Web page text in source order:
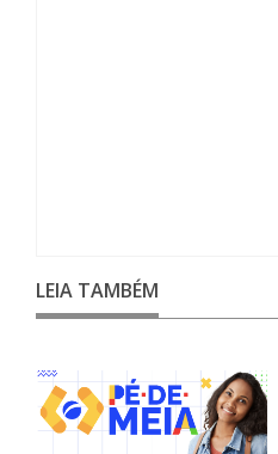
LEIA TAMBÉM